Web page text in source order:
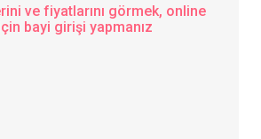
ve fiyatlarını görmek, online
bayi girişi yapmanız